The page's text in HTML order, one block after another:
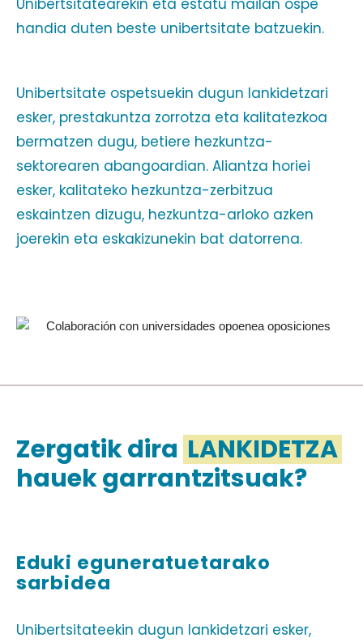
Unibertsitatearekin eta estatu mailan ospe
handia duten beste unibertsitate batzuekin.
Unibertsitate ospetsuekin dugun lankidetzari
esker, prestakuntza zorrotza eta kalitatezkoa
bermatzen dugu, betiere hezkuntza-
sektorearen abangoardian. Aliantza horiei
esker, kalitateko hezkuntza-zerbitzua
eskaintzen dizugu, hezkuntza-arloko azken
joerekin eta eskakizunekin bat datorrena.
Zergatik dira LANKIDETZA
hauek garrantzitsuak?
Eduki eguneratuetarako
sarbidea
Unibertsitateekin dugun lankidetzari esker,